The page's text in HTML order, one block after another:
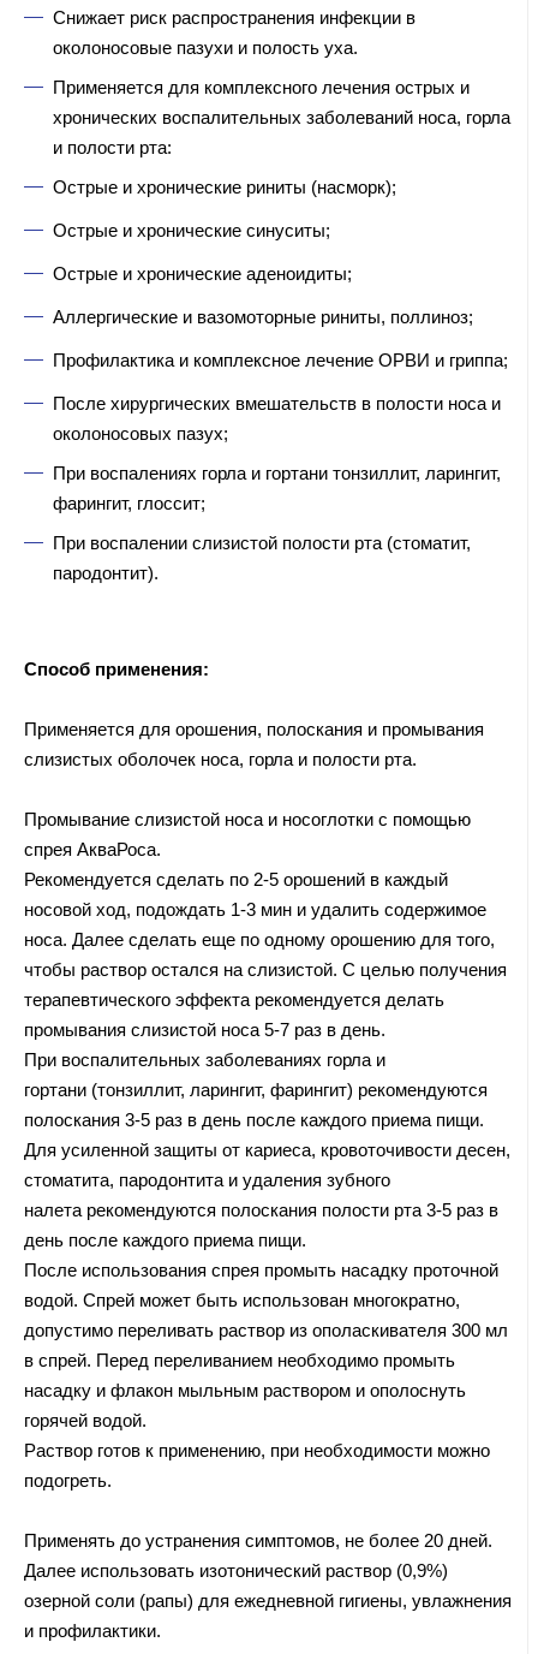
Снижает риск распространения инфекции в
околоносовые пазухи и полость уха.
Применяется для комплексного лечения острых и
хронических воспалительных заболеваний носа, горла
и полости рта:
Острые и хронические риниты (насморк);
Острые и хронические синуситы;
Острые и хронические аденоидиты;
Аллергические и вазомоторные риниты, поллиноз;
Профилактика и комплексное лечение ОРВИ и гриппа;
После хирургических вмешательств в полости носа и
околоносовых пазух;
При воспалениях горла и гортани тонзиллит, ларингит,
фарингит, глоссит;
При воспалении слизистой полости рта (стоматит,
пародонтит).
Способ применения:
Применяется для орошения, полоскания и промывания
слизистых оболочек носа, горла и полости рта.
Промывание слизистой носа и носоглотки с помощью
спрея АкваРоса.
Рекомендуется сделать по 2-5 орошений в каждый
носовой ход, подождать 1-3 мин и удалить содержимое
носа. Далее сделать еще по одному орошению для того,
чтобы раствор остался на слизистой. С целью получения
терапевтического эффекта рекомендуется делать
промывания слизистой носа 5-7 раз в день.
При воспалительных заболеваниях горла и
гортани (тонзиллит, ларингит, фарингит) рекомендуются
полоскания 3-5 раз в день после каждого приема пищи.
Для усиленной защиты от кариеса, кровоточивости десен,
стоматита, пародонтита и удаления зубного
налета рекомендуются полоскания полости рта 3-5 раз в
день после каждого приема пищи.
После использования спрея промыть насадку проточной
водой. Спрей может быть использован многократно,
допустимо переливать раствор из ополаскивателя 300 мл
в спрей. Перед переливанием необходимо промыть
насадку и флакон мыльным раствором и ополоснуть
горячей водой.
Раствор готов к применению, при необходимости можно
подогреть.
Применять до устранения симптомов, не более 20 дней.
Далее использовать изотонический раствор (0,9%)
озерной соли (рапы) для ежедневной гигиены, увлажнения
и профилактики.